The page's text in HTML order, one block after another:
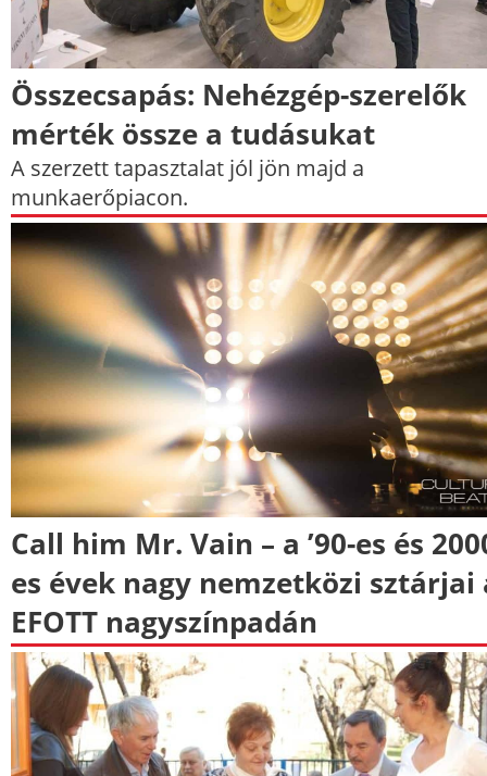
Összecsapás: Nehézgép-szerelők
mérték össze a tudásukat
A szerzett tapasztalat jól jön majd a
munkaerőpiacon.
Call him Mr. Vain – a ’90-es és
es évek nagy nemzetközi sztárjai
EFOTT nagyszínpadán